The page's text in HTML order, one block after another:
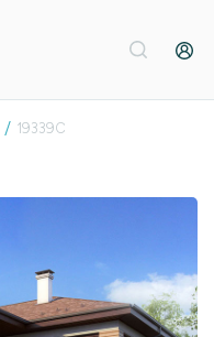
/ 19339C